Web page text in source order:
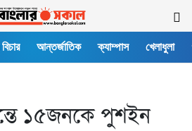
আন্তর্জাতিক ক্যাম্পাস খেলাধুলা
১৫জনকে পুশইন